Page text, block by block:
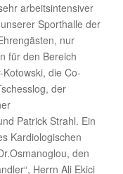
a
arbeitsintensiver
Sporthalle der
nur
für den Bereich
die Co-
der
Patrick Strahl. Ein
Kardiologischen
den
Herrn Ali Ekici